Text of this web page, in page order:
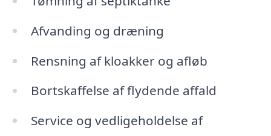
Afvanding og dræning
Rensning af kloakker og afløb
Bortskaffelse af flydende affald
Service og vedligeholdelse af